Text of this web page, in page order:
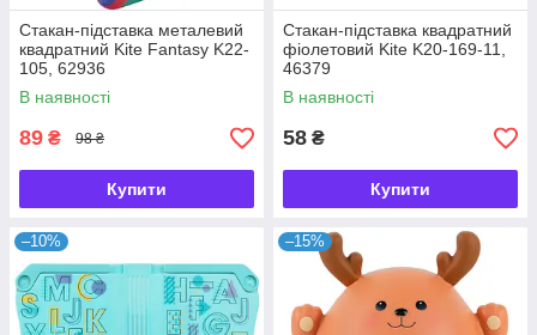
Стакан-підставка металевий
квадратний Kite Fantasy K22-
105, 62936
В наявності
89 ₴ 98 ₴
Купити
Стакан-підставка квадратний
фіолетовий Kite K20-169-11,
46379
В наявності
58 ₴
Купити
–10% –15%